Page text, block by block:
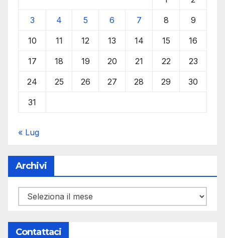
3 4 5 6 7 8 9
10 11 12 13 14 15 16
17 18 19 20 21 22 23
24 25 26 27 28 29 30
31
« Lug
Archivi
Archivi
Contattaci